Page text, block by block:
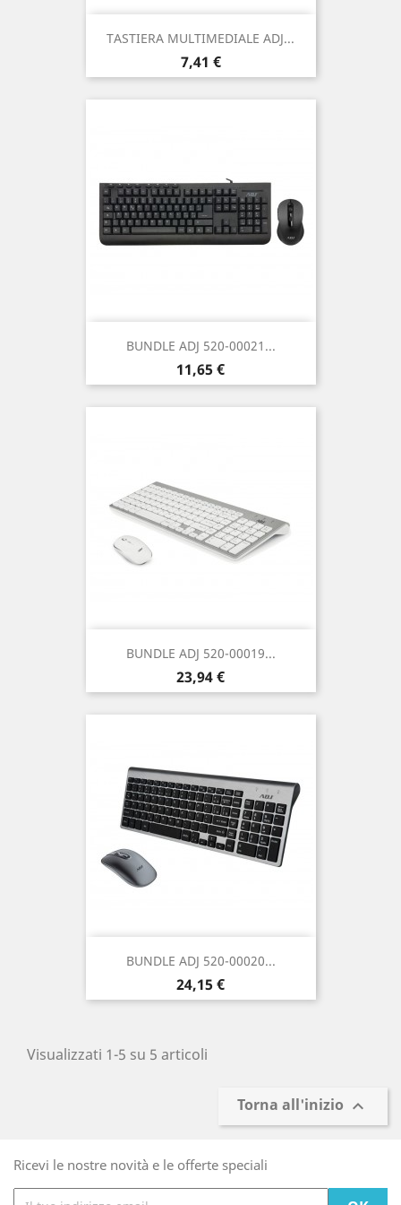
TASTIERA MULTIMEDIALE ADJ...
Prezzo
7,41 €
BUNDLE ADJ 520-00021...
Prezzo
11,65 €
BUNDLE ADJ 520-00019...
Prezzo
23,94 €
BUNDLE ADJ 520-00020...
Prezzo
24,15 €
Visualizzati 1-5 su 5 articoli
Torna all'inizio 
Ricevi le nostre novità e le offerte speciali